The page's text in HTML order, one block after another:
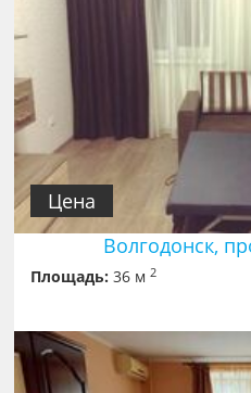
Цена
Волгодонск,
Площадь: 36 м2